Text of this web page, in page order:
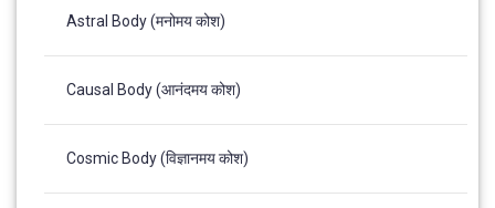
Astral Body (मनोमय कोश)
Causal Body (आनंदमय कोश)
Cosmic Body (विज्ञानमय कोश)